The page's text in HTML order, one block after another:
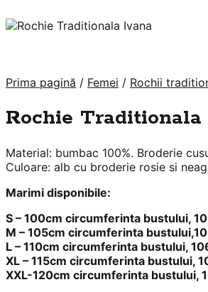
Prima pagină / Femei / Rochii
Rochie Traditionala
Material: bumbac 100%. Broderie
Culoare: alb cu broderie rosie si
Marimi disponibile:
S – 100cm circumferinta bustului,
M – 105cm circumferinta
L – 110cm circumferinta bustului,
XL – 115cm circumferinta bustului,
XXL-120cm circumferinta bustului,